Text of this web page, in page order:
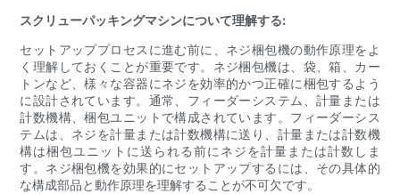
スクリューパッキングマシンについて理解する:
セットアッププロセスに進む前に、ネジ梱包機の動作原理をよ
く理解しておくことが重要です。ネジ梱包機は、袋、箱、カー
トンなど、様々な容器にネジを効率的かつ正確に梱包するよう
に設計されています。通常、フィーダーシステム、計量または
計数機構、梱包ユニットで構成されています。フィーダーシス
テムは、ネジを計量または計数機構に送り、計量または計数機
構は梱包ユニットに送られる前にネジを計量または計数しま
す。ネジ梱包機を効果的にセットアップするには、その具体的
な構成部品と動作原理を理解することが不可欠です。